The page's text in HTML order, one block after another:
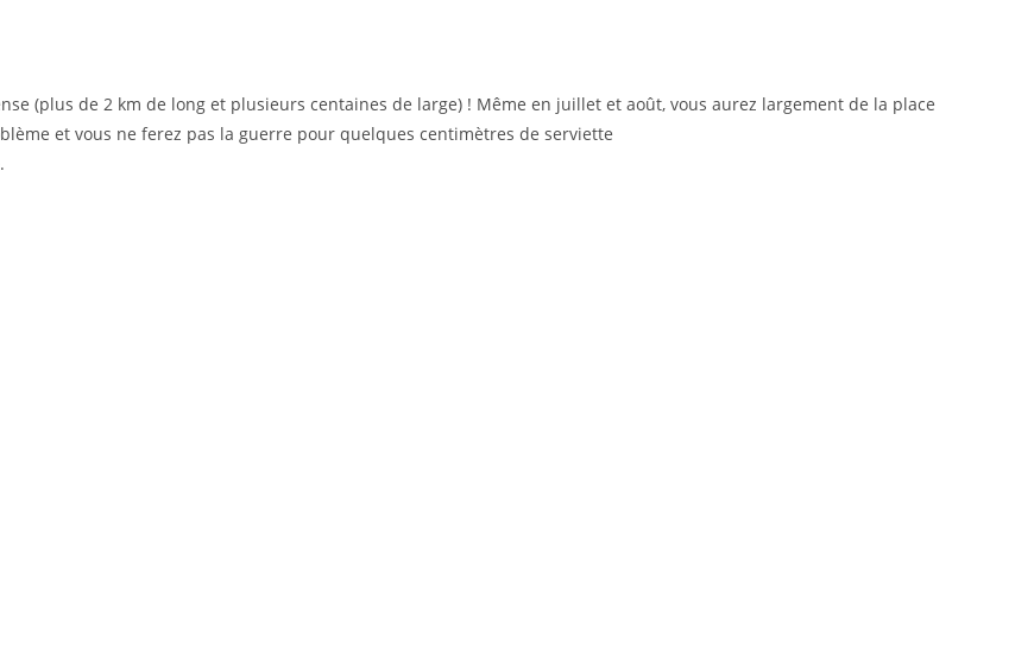
(plus de 2 km de long et plusieurs centaines de large) ! Même en juillet et août, vous aurez largement de la place
et vous ne ferez pas la guerre pour quelques centimètres de serviette